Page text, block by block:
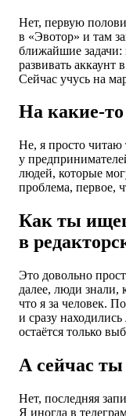
Нет, первую
в «Эвотор» и там
ближайшие задачи:
развивать аккаунт
Сейчас учусь на
На какие-
Не, я просто читаю
у
людей, которые
проблема, первое,
Как ты
в
Это довольно
далее, люди знали,
что я за человек.
и сразу
остаётся только
А сейчас ты
Нет, последняя
Я иногда в